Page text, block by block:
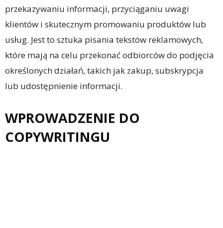
przekazywaniu informacji, przyciąganiu uwagi
klientów i skutecznym promowaniu produktów lub
usług. Jest to sztuka pisania tekstów reklamowych,
które mają na celu przekonać odbiorców do podjęcia
określonych działań, takich jak zakup, subskrypcja
lub udostępnienie informacji.
WPROWADZENIE DO
COPYWRITINGU